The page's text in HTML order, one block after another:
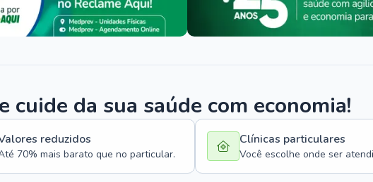
cuide da sua saúde com economia!
reduzidos
70% mais barato que no particular.
Clínicas particulares
Você escolhe onde ser